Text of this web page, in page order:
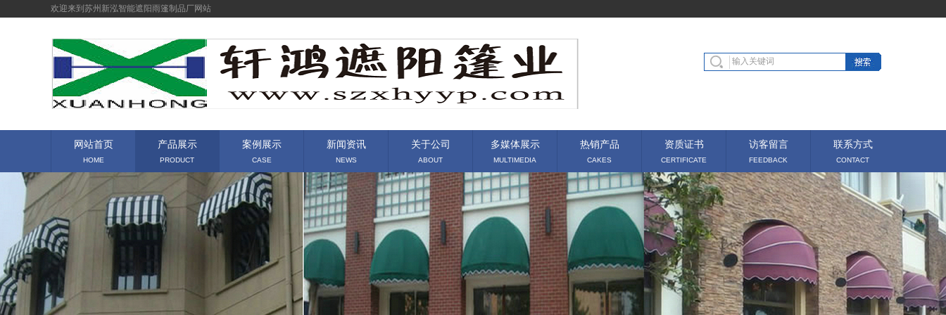
欢迎来到苏州新泓智能遮阳雨篷制品厂网站
网站首页
HOME
产品展示
PRODUCT
案例展示
CASE
新闻资讯
NEWS
关于公司
ABOUT
多媒体展示
MULTIMEDIA
热销产品
CAKES
资质证书
CERTIFICATE
访客留言
FEEDBACK
联系方式
CONTACT